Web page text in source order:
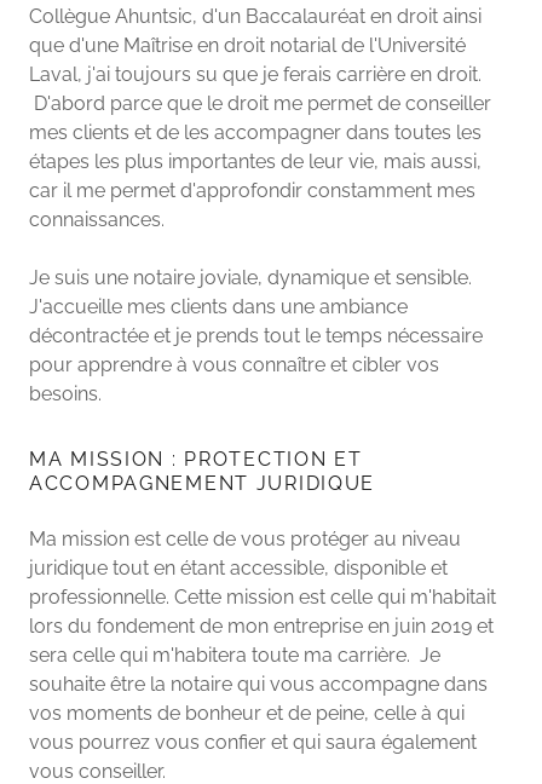
Collègue Ahuntsic, d'un Baccalauréat en droit ainsi
que d'une Maîtrise en droit notarial de l'Université
Laval, j'ai toujours su que je ferais carrière en droit.
D'abord parce que le droit me permet de conseiller
mes clients et de les accompagner dans toutes les
étapes les plus importantes de leur vie, mais aussi,
car il me permet d'approfondir constamment mes
connaissances.
Je suis une notaire joviale, dynamique et sensible.
J'accueille mes clients dans une ambiance
décontractée et je prends tout le temps nécessaire
pour apprendre à vous connaître et cibler vos
besoins.
MA MISSION : PROTECTION ET
ACCOMPAGNEMENT JURIDIQUE
Ma mission est celle de vous protéger au niveau
juridique tout en étant accessible, disponible et
professionnelle. Cette mission est celle qui m'habitait
lors du fondement de mon entreprise en juin 2019 et
sera celle qui m'habitera toute ma carrière. Je
souhaite être la notaire qui vous accompagne dans
vos moments de bonheur et de peine, celle à qui
vous pourrez vous confier et qui saura également
vous conseiller.